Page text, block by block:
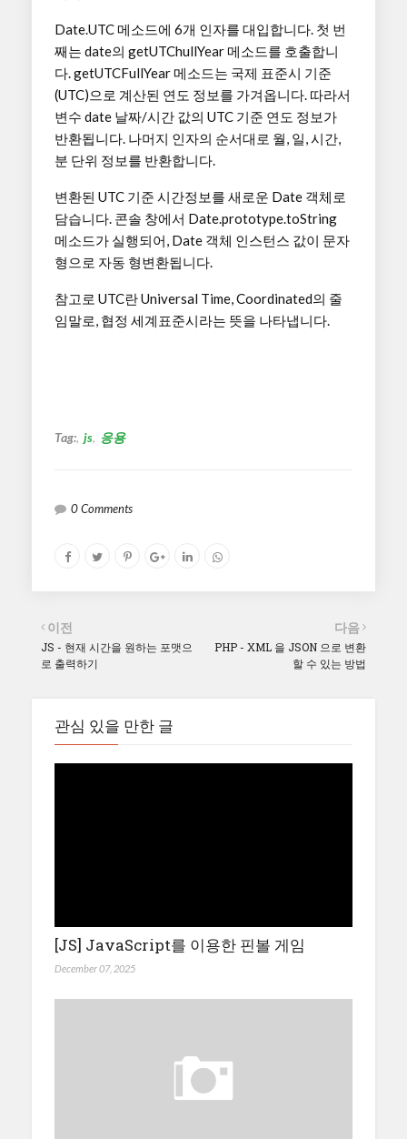
Date.UTC 메소드에 6개 인자를 대입합니다. 첫 번
째는 date의 getUTChullYear 메소드를 호출합니
다. getUTCFullYear 메소드는 국제 표준시 기준
(UTC)으로 계산된 연도 정보를 가겨옵니다. 따라서
변수 date 날짜/시간 값의 UTC 기준 연도 정보가
반환됩니다. 나머지 인자의 순서대로 월, 일, 시간,
분 단위 정보를 반환합니다.
변환된 UTC 기준 시간정보를 새로운 Date 객체로
담습니다. 콘솔 창에서 Date.prototype.toString
메소드가 실행되어, Date 객체 인스턴스 값이 문자
형으로 자동 형변환됩니다.
참고로 UTC란 Universal Time, Coordinated의 줄
임말로, 협정 세계표준시라는 뜻을 나타냅니다.
Tag: js 응용
0 Comments
다음
PHP - XML 을 JSON 으로 변환
할 수 있는 방법
이전
JS - 현재 시간을 원하는 포맷으
로 출력하기
관심 있을 만한 글
[JS] JavaScript를 이용한 핀볼 게임
December 07, 2025